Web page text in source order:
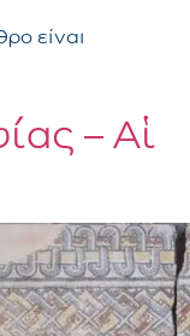
είναι
– Αἱ